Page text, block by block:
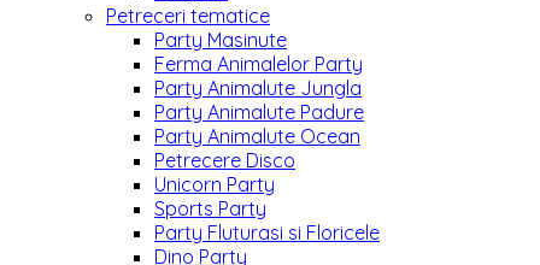
Petreceri tematice
Party Masinute
Ferma Animalelor Party
Party Animalute Jungla
Party Animalute Padure
Party Animalute Ocean
Petrecere Disco
Unicorn Party
Sports Party
Party Fluturasi si Floricele
Dino Party